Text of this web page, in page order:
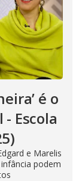
é o
Escola
e Marelis
podem